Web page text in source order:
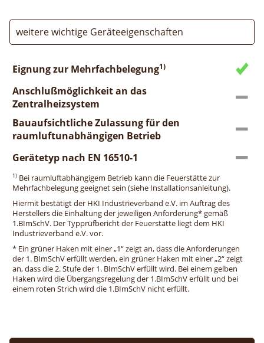
weitere wichtige Geräteeigenschaften
Eignung zur Mehrfachbelegung1)
Anschlußmöglichkeit an das
Zentralheizsystem
Bauaufsichtliche Zulassung für den
raumluftunabhängigen Betrieb
Gerätetyp nach EN 16510-1
1) Bei raumluftabhängigem Betrieb kann die Feuerstätte zur
Mehrfachbelegung geeignet sein (siehe Installationsanleitung).
Hiermit bestätigt der HKI Industrieverband e.V. im Auftrag des
Herstellers die Einhaltung der jeweiligen Anforderung* gemäß
1.BImSchV. Der Typprüfbericht der Feuerstätte liegt dem HKI
Industrieverband e.V. vor.
* Ein grüner Haken mit einer „1“ zeigt an, dass die Anforderungen
der 1. BImSchV erfüllt werden, ein grüner Haken mit einer „2“ zeigt
an, dass die 2. Stufe der 1. BImSchV erfüllt wird. Bei einem gelben
Haken wird die Übergangsregelung der 1.BImSchV erfüllt und bei
einem roten Strich wird die 1.BImSchV nicht erfüllt.